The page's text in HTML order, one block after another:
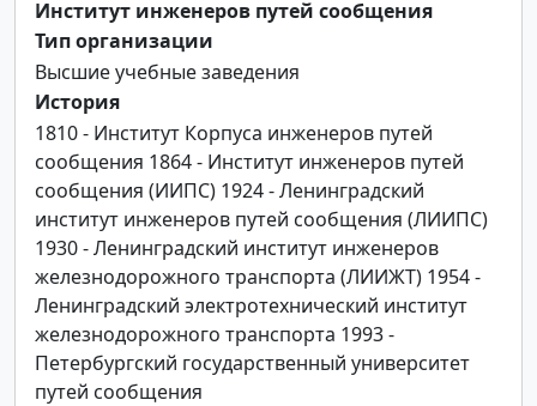
Институт инженеров путей сообщения
Тип организации
Высшие учебные заведения
История
1810 - Институт Корпуса инженеров путей
сообщения 1864 - Институт инженеров путей
сообщения (ИИПС) 1924 - Ленинградский
институт инженеров путей сообщения (ЛИИПС)
1930 - Ленинградский институт инженеров
железнодорожного транспорта (ЛИИЖТ) 1954 -
Ленинградский электротехнический институт
железнодорожного транспорта 1993 -
Петербургский государственный университет
путей сообщения